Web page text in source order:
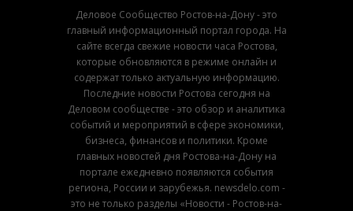
Деловое Сообщество Ростов-на-Дону - это
главный информационный портал города. На
сайте всегда свежие новости часа Ростова,
которые обновляются в режиме онлайн и
содержат только актуальную информацию.
Последние новости Ростова сегодня на
Деловом сообществе - это обзор и аналитика
событий и мероприятий в сфере экономики,
бизнеса, финансов и политики. Кроме
главных новостей дня Ростова-на-Дону на
портале ежедневно появляются события
региона, России и зарубежья. newsdelo.com -
это не только разделы «Новости - Ростов-на-